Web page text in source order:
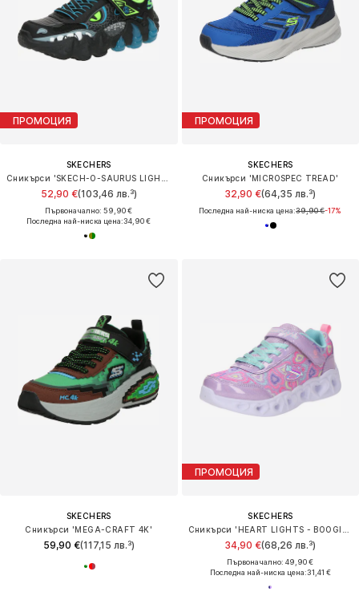
ПРОМОЦИЯ
SKECHERS
52,90 €(103,46 лв.³)
Първоначално: 59,90 €
Последна най-ниска цена:34,90 €
ПРОМОЦИЯ
SKECHERS
Сникърси 'MICROSPEC TREAD'
32,90 €(64,35 лв.³)
Последна най-ниска цена:39,90 €-17%
SKECHERS
Сникърси 'MEGA-CRAFT 4K'
59,90 €(117,15 лв.³)
ПРОМОЦИЯ
SKECHERS
34,90 €(68,26 лв.³)
Първоначално: 49,90 €
Последна най-ниска цена:31,41 €